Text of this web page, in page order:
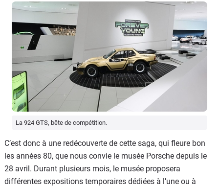
La 924 GTS, bête de compétition.
C’est donc à une redécouverte de cette saga, qui fleure bon
les années 80, que nous convie le musée Porsche depuis le
28 avril. Durant plusieurs mois, le musée proposera
différentes expositions temporaires dédiées à l’une ou à